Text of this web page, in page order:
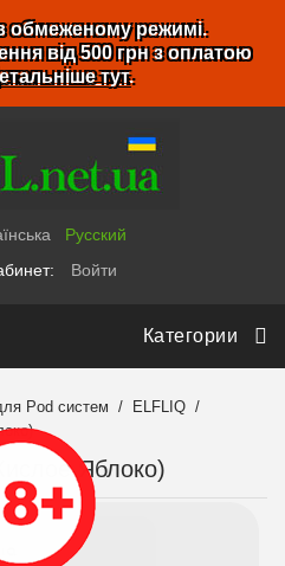
обмеженому режимі.
від 500 грн з оплатою
тут.
Русский
Войти
Категории
Pod систем
ELFLIQ
Яблоко)